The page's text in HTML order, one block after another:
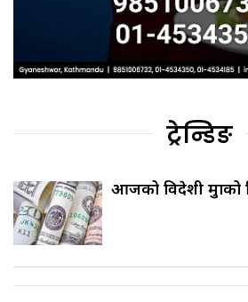
ट्रेन्डिङ
आजको विदेशी मुद्राको